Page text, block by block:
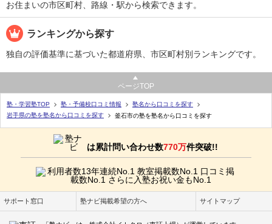
お住まいの市区町村、路線・駅から検索できます。
ランキングから探す
独自の評価基準に基づいた都道府県、市区町村別ランキングです。
ページTOP
塾・学習塾TOP 塾・予備校口コミ情報
塾名から口コミを探す
岩手県の塾を塾名から口コミを探す
釜石市の塾を塾名から口コミを探す
は累計問い合わせ数770万件突破!!
サポート窓口 塾ナビ掲載希望の方へ サイトマップ